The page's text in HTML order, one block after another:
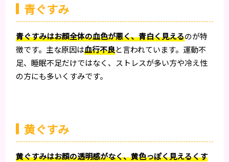
青ぐすみ
青ぐすみはお顔全体の血色が悪く、青白く見えるのが特
徴です。主な原因は血行不良と言われています。運動不
足、睡眠不足だけではなく、ストレスが多い方や冷え性
の方にも多いくすみです。
黄ぐすみ
黄ぐすみはお顔の透明感がなく、黄色っぽく見えるくす